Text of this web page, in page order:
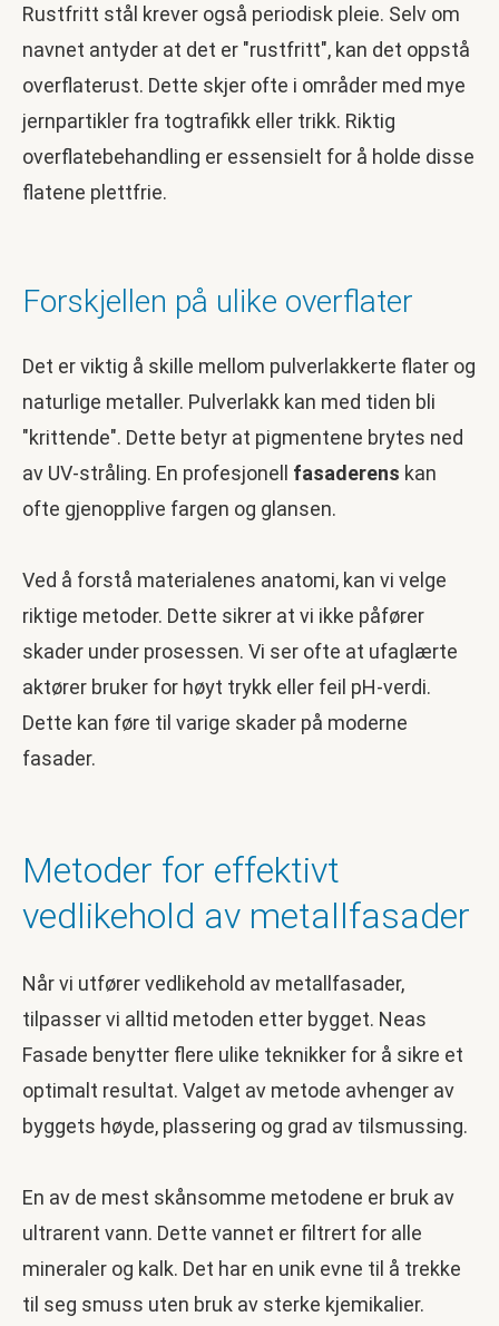
Rustfritt stål krever også periodisk pleie. Selv om
navnet antyder at det er "rustfritt", kan det oppstå
overflaterust. Dette skjer ofte i områder med mye
jernpartikler fra togtrafikk eller trikk. Riktig
overflatebehandling er essensielt for å holde disse
flatene plettfrie.
Forskjellen på ulike overflater
Det er viktig å skille mellom pulverlakkerte flater og
naturlige metaller. Pulverlakk kan med tiden bli
"krittende". Dette betyr at pigmentene brytes ned
av UV-stråling. En profesjonell fasaderens kan
ofte gjenopplive fargen og glansen.
Ved å forstå materialenes anatomi, kan vi velge
riktige metoder. Dette sikrer at vi ikke påfører
skader under prosessen. Vi ser ofte at ufaglærte
aktører bruker for høyt trykk eller feil pH-verdi.
Dette kan føre til varige skader på moderne
fasader.
Metoder for effektivt
vedlikehold av metallfasader
Når vi utfører vedlikehold av metallfasader,
tilpasser vi alltid metoden etter bygget. Neas
Fasade benytter flere ulike teknikker for å sikre et
optimalt resultat. Valget av metode avhenger av
byggets høyde, plassering og grad av tilsmussing.
En av de mest skånsomme metodene er bruk av
ultrarent vann. Dette vannet er filtrert for alle
mineraler og kalk. Det har en unik evne til å trekke
til seg smuss uten bruk av sterke kjemikalier.